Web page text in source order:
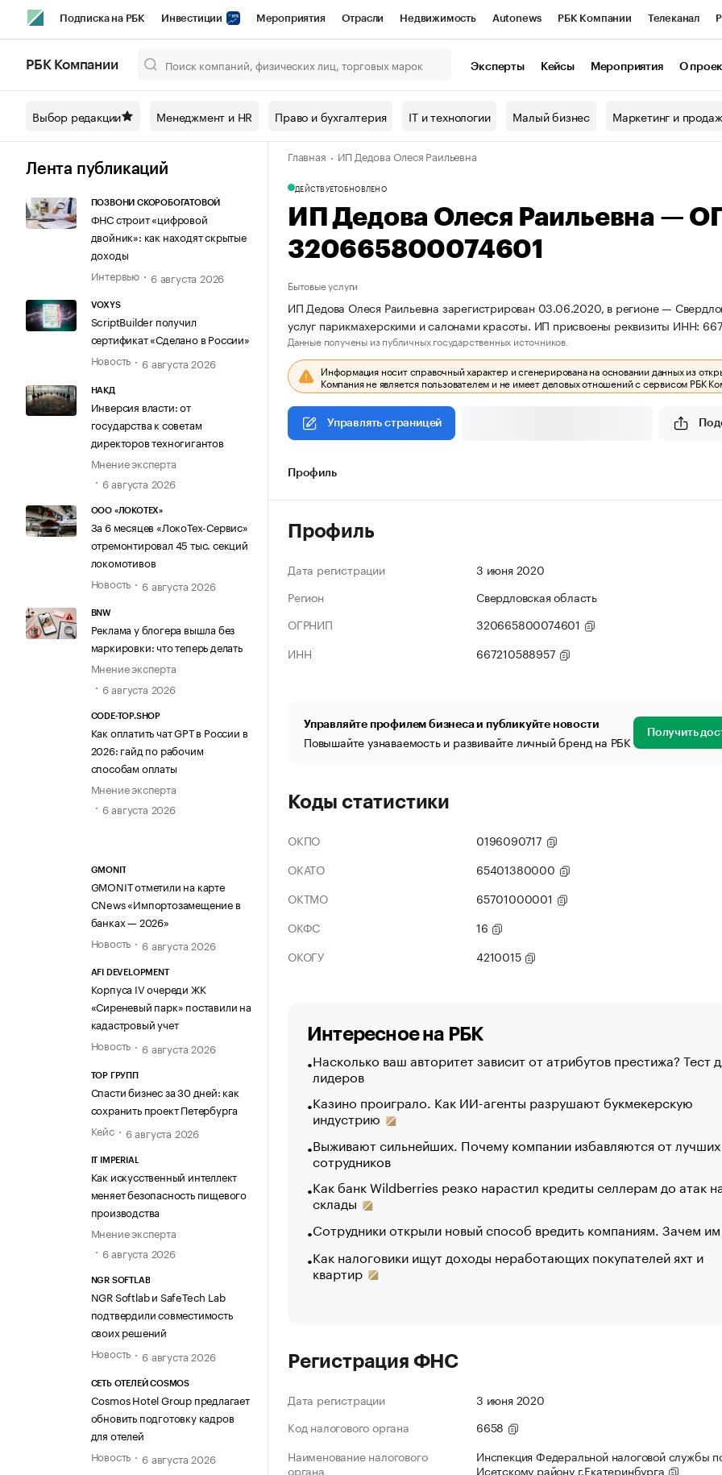
Подписка на РБК Инвестиции Мероприятия Отрасли Недвижимость Autonews РБК Компании Телеканал
Спецпроекты СПб Конференции СПб Спецпроекты Проверка контрагентов
Технологии и медиа Рынок наличной валюты
РБК Компании Эксперты Кейсы Мероприятия О
Выбор редакции Менеджмент и HR Право и бухгалтерия IT и технологии Малый бизнес Маркетинг и
Лента публикаций
ПОЗВОНИ СКОРОБОГАТОВОЙ
ФНС строит «цифровой
двойник»: как находят скрытые
доходы
Интервью
6 августа 2026
VOXYS
ScriptBuilder получил
сертификат «Сделано в России»
Новость
6 августа 2026
НАКД
Инверсия власти: от
государства к советам
директоров техногигантов
Мнение эксперта
6 августа 2026
ООО «ЛОКОТЕХ»
За 6 месяцев «ЛокоТех-Сервис»
отремонтировал 45 тыс. секций
локомотивов
Новость
6 августа 2026
BNW
Реклама у блогера вышла без
маркировки: что теперь делать
Мнение эксперта
6 августа 2026
CODE-TOP.SHOP
Как оплатить чат GPT в России в
2026: гайд по рабочим
способам оплаты
Мнение эксперта
6 августа 2026
GMONIT
GMONIT отметили на карте
CNews «Импортозамещение в
банках — 2026»
Новость
6 августа 2026
AFI DEVELOPMENT
Корпуса IV очереди ЖК
«Сиреневый парк» поставили на
кадастровый учет
Новость
6 августа 2026
ТОР ГРУПП
Спасти бизнес за 30 дней: как
сохранить проект Петербурга
Кейс
6 августа 2026
IT IMPERIAL
Как искусственный интеллект
меняет безопасность пищевого
производства
Мнение эксперта
6 августа 2026
NGR SOFTLAB
NGR Softlab и SafeTech Lab
подтвердили совместимость
своих решений
Новость
6 августа 2026
СЕТЬ ОТЕЛЕЙ COSMOS
Cosmos Hotel Group предлагает
обновить подготовку кадров
для отелей
Новость
6 августа 2026
Главная ИП Дедова Олеся Раильевна
ДЕЙСТВУЕТОБНОВЛЕНО
ИП Дедова Олеся Раильевна —
320665800074601
Бытовые услуги
ИП Дедова Олеся Раильевна зарегистрирован 03.06.2020, в регионе —
услуг парикмахерскими и салонами красоты. ИП присвоены реквизиты ИНН:
Данные получены из публичных государственных источников.
Информация носит справочный характер и сгенерирована на основании данных из
Компания не является пользователем и не имеет деловых отношений с сервисом РБК
Управлять страницей
Профиль
Профиль
Дата регистрации
3 июня 2020
Регион
Свердловская область
ОГРНИП
320665800074601
ИНН
667210588957
Управляйте профилем бизнеса и публикуйте новости
Повышайте узнаваемость и развивайте личный бренд на РБК Получить
Коды статистики
ОКПО
0196090717
ОКАТО
65401380000
ОКТМО
65701000001
ОКФС
16
ОКОГУ
4210015
Интересное на РБК
Насколько ваш авторитет зависит от атрибутов престижа? Тест
лидеров
Казино проиграло. Как ИИ-агенты разрушают букмекерскую
индустрию
Выживают сильнейших. Почему компании избавляются от лучших
сотрудников
Как банк Wildberries резко нарастил кредиты селлерам до атак
склады
Сотрудники открыли новый способ вредить компаниям. Зачем
Как налоговики ищут доходы неработающих покупателей яхт и
квартир
Регистрация ФНС
Дата регистрации
3 июня 2020
Код налогового органа
6658
Наименование налогового
органа
Инспекция Федеральной налоговой службы
Исетскому району г.Екатеринбурга